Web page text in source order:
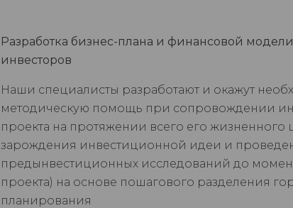
Разработка бизнес-плана и финансовой
инвесторов
Наши специалисты разработают и окажут
методическую помощь при сопровождении
проекта на протяжении всего его жизненного
зарождения инвестиционной идеи и
предынвестиционных исследований до
проекта) на основе пошагового разделения
планирования